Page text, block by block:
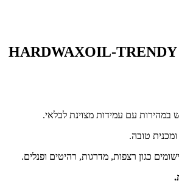
HARDWAXOIL-
עם עמידות מצוינת לבלאי.
ומכנית טובה.
כגון רצפות, מדרגות, רהיטים ופנלים.